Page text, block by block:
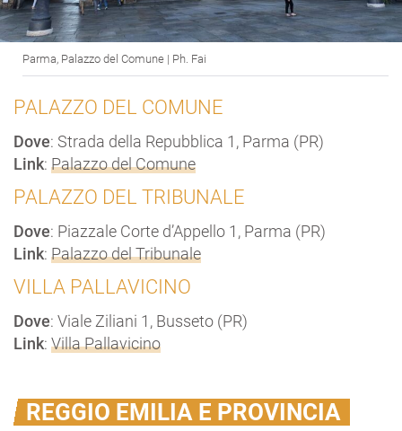
Parma, Palazzo del Comune | Ph. Fai
PALAZZO DEL COMUNE
Dove: Strada della Repubblica 1, Parma (PR)
Link: Palazzo del Comune
PALAZZO DEL TRIBUNALE
Dove: Piazzale Corte d’Appello 1, Parma (PR)
Link: Palazzo del Tribunale
VILLA PALLAVICINO
Dove: Viale Ziliani 1, Busseto (PR)
Link: Villa Pallavicino
REGGIO EMILIA E PROVINCIA